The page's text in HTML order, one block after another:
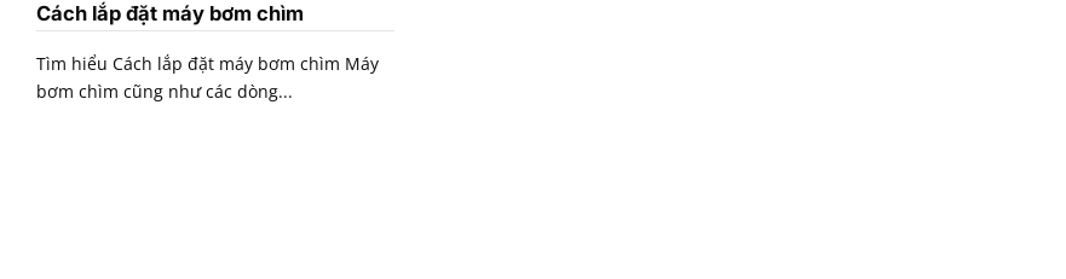
Cách lắp đặt máy bơm chìm
Tìm hiểu Cách lắp đặt máy bơm chìm Máy
bơm chìm cũng như các dòng...